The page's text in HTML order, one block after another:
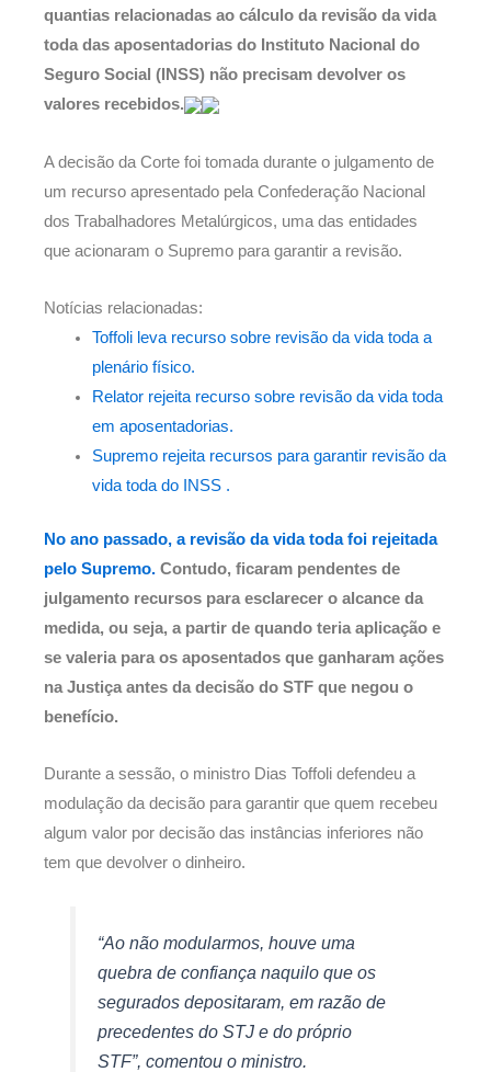
quantias relacionadas ao cálculo da revisão da vida
toda das aposentadorias do Instituto Nacional do
Seguro Social (INSS) não precisam devolver os
valores recebidos.
A decisão da Corte foi tomada durante o julgamento de
um recurso apresentado pela Confederação Nacional
dos Trabalhadores Metalúrgicos, uma das entidades
que acionaram o Supremo para garantir a revisão.
Notícias relacionadas:
Toffoli leva recurso sobre revisão da vida toda a
plenário físico.
Relator rejeita recurso sobre revisão da vida toda
em aposentadorias.
Supremo rejeita recursos para garantir revisão da
vida toda do INSS .
No ano passado, a revisão da vida toda foi rejeitada
pelo Supremo. Contudo, ficaram pendentes de
julgamento recursos para esclarecer o alcance da
medida, ou seja, a partir de quando teria aplicação e
se valeria para os aposentados que ganharam ações
na Justiça antes da decisão do STF que negou o
benefício.
Durante a sessão, o ministro Dias Toffoli defendeu a
modulação da decisão para garantir que quem recebeu
algum valor por decisão das instâncias inferiores não
tem que devolver o dinheiro.
“Ao não modularmos, houve uma
quebra de confiança naquilo que os
segurados depositaram, em razão de
precedentes do STJ e do próprio
STF”, comentou o ministro.